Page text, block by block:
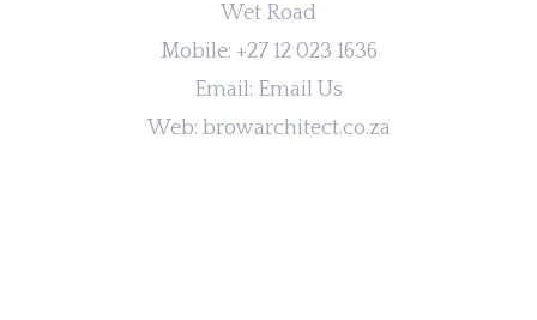
Wet Road
Mobile: +27 12 023 1636
Email: Email Us
Web: browarchitect.co.za